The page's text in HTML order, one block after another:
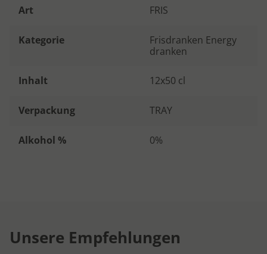
Art FRIS
Kategorie
Frisdranken Energy
dranken
Inhalt 12x50 cl
Verpackung TRAY
Alkohol % 0%
Unsere Empfehlungen